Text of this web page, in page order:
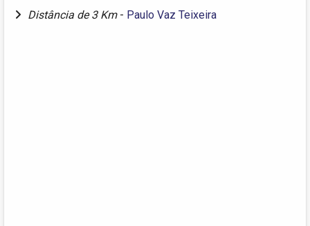
Distância de 3 Km - Paulo Vaz Teixeira